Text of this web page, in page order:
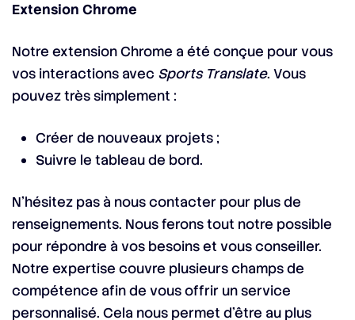
Extension Chrome
Notre extension Chrome a été conçue pour vous
vos interactions avec Sports Translate. Vous
pouvez très simplement :
Créer de nouveaux projets ;
Suivre le tableau de bord.
N’hésitez pas à nous contacter pour plus de
renseignements. Nous ferons tout notre possible
pour répondre à vos besoins et vous conseiller.
Notre expertise couvre plusieurs champs de
compétence afin de vous offrir un service
personnalisé. Cela nous permet d’être au plus